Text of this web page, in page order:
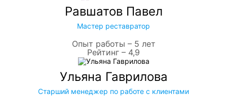
Равшатов Павел
Мастер реставратор
Опыт работы – 5 лет
Рейтинг – 4,9
Ульяна Гаврилова
Старший менеджер по работе с клиентами